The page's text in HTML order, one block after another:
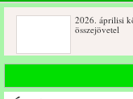
2026. áprilisi közgyűlés és
Rendkívüli közgyűlés és a